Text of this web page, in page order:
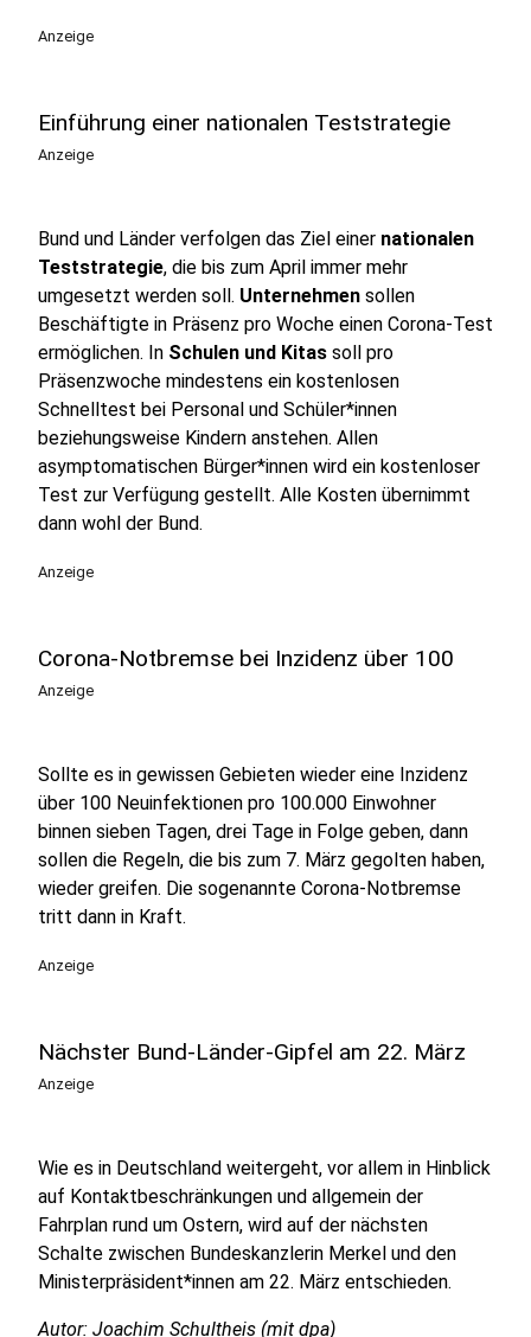
Anzeige
Einführung einer nationalen Teststrategie
Anzeige
Bund und Länder verfolgen das Ziel einer nationalen
Teststrategie, die bis zum April immer mehr
umgesetzt werden soll. Unternehmen sollen
Beschäftigte in Präsenz pro Woche einen Corona-Test
ermöglichen. In Schulen und Kitas soll pro
Präsenzwoche mindestens ein kostenlosen
Schnelltest bei Personal und Schüler*innen
beziehungsweise Kindern anstehen. Allen
asymptomatischen Bürger*innen wird ein kostenloser
Test zur Verfügung gestellt. Alle Kosten übernimmt
dann wohl der Bund.
Anzeige
Corona-Notbremse bei Inzidenz über 100
Anzeige
Sollte es in gewissen Gebieten wieder eine Inzidenz
über 100 Neuinfektionen pro 100.000 Einwohner
binnen sieben Tagen, drei Tage in Folge geben, dann
sollen die Regeln, die bis zum 7. März gegolten haben,
wieder greifen. Die sogenannte Corona-Notbremse
tritt dann in Kraft.
Anzeige
Nächster Bund-Länder-Gipfel am 22. März
Anzeige
Wie es in Deutschland weitergeht, vor allem in Hinblick
auf Kontaktbeschränkungen und allgemein der
Fahrplan rund um Ostern, wird auf der nächsten
Schalte zwischen Bundeskanzlerin Merkel und den
Ministerpräsident*innen am 22. März entschieden.
Autor: Joachim Schultheis (mit dpa)